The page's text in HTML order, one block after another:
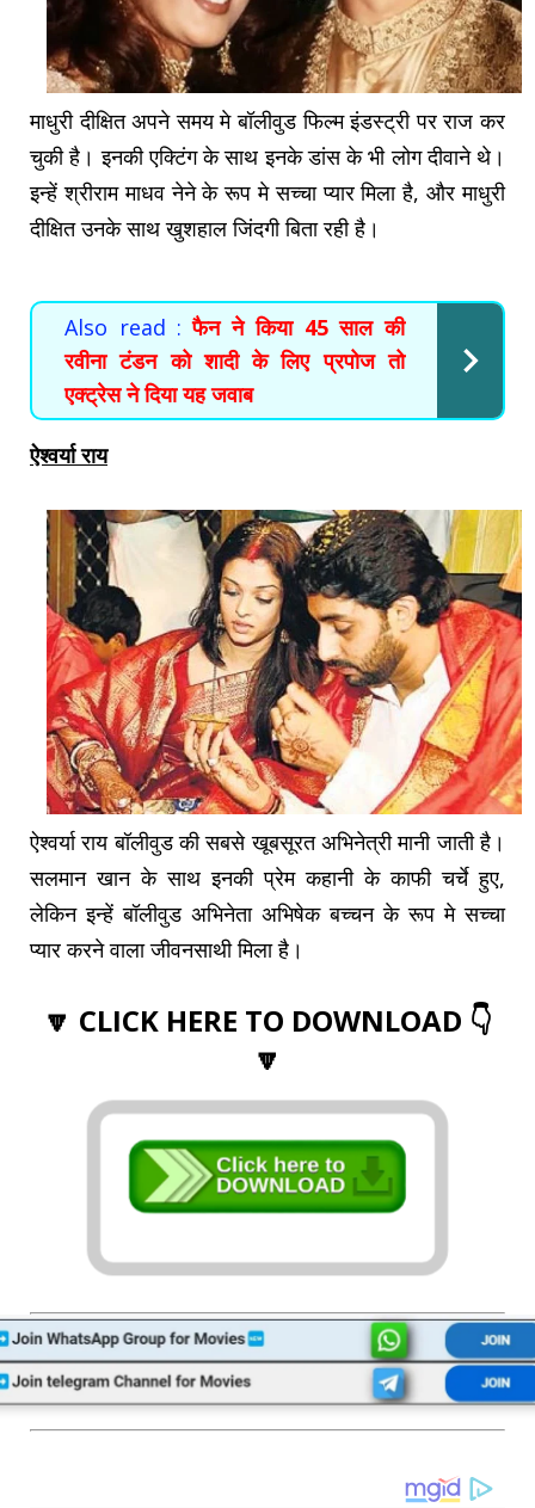
माधुरी दीक्षित अपने समय मे बॉलीवुड फिल्म इंडस्ट्री पर राज कर
चुकी है। इनकी एक्टिंग के साथ इनके डांस के भी लोग दीवाने थे।
इन्हें श्रीराम माधव नेने के रूप मे सच्चा प्यार मिला है, और माधुरी
दीक्षित उनके साथ खुशहाल जिंदगी बिता रही है।
Also read : फैन ने किया 45 साल की
रवीना टंडन को शादी के लिए प्रपोज तो
एक्ट्रेस ने दिया यह जवाब
ऐश्वर्या राय
ऐश्वर्या राय बॉलीवुड की सबसे खूबसूरत अभिनेत्री मानी जाती है।
सलमान खान के साथ इनकी प्रेम कहानी के काफी चर्चे हुए,
लेकिन इन्हें बॉलीवुड अभिनेता अभिषेक बच्चन के रूप मे सच्चा
प्यार करने वाला जीवनसाथी मिला है।
🔽 CLICK HERE TO DOWNLOAD 👇
🔽